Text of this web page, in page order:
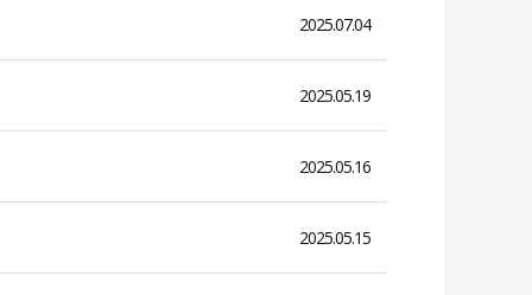
2025.07.04
2025.05.19
2025.05.16
2025.05.15